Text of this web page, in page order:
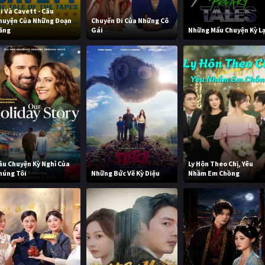
Và Cavett - Câu
Của Những Đoạn
Chuyến Đi Của Những Cô
Gái
Những Mẩu Chuyện Kỳ
Chuyện Kỳ ​​Nghỉ Của
Tôi
Những Bức Vẽ Kỳ Diệu
Ly Hôn Theo Chị, Yêu
Nhầm Em Chồng